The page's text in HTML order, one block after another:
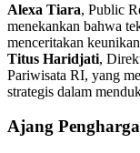
Alexa Tiara, Public
menekankan bahwa
menceritakan
Titus Haridjati,
Pariwisata RI, yang
strategis dalam
Ajang